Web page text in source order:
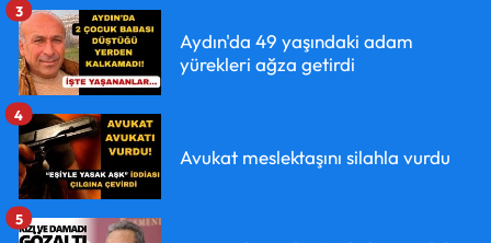
Aydın'da 49 yaşındaki adam
yürekleri ağza getirdi
3
Avukat meslektaşını silahla vurdu
4
5